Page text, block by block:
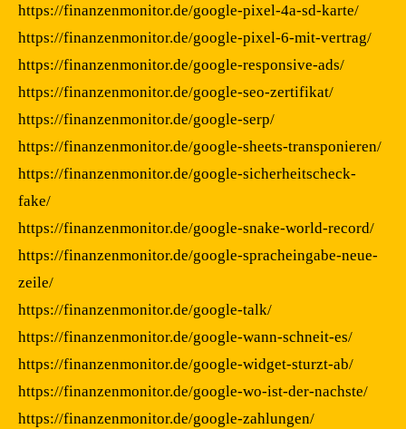
https://finanzenmonitor.de/google-pixel-4a-sd-karte/
https://finanzenmonitor.de/google-pixel-6-mit-vertrag/
https://finanzenmonitor.de/google-responsive-ads/
https://finanzenmonitor.de/google-seo-zertifikat/
https://finanzenmonitor.de/google-serp/
https://finanzenmonitor.de/google-sheets-transponieren/
https://finanzenmonitor.de/google-sicherheitscheck-
fake/
https://finanzenmonitor.de/google-snake-world-record/
https://finanzenmonitor.de/google-spracheingabe-neue-
zeile/
https://finanzenmonitor.de/google-talk/
https://finanzenmonitor.de/google-wann-schneit-es/
https://finanzenmonitor.de/google-widget-sturzt-ab/
https://finanzenmonitor.de/google-wo-ist-der-nachste/
https://finanzenmonitor.de/google-zahlungen/